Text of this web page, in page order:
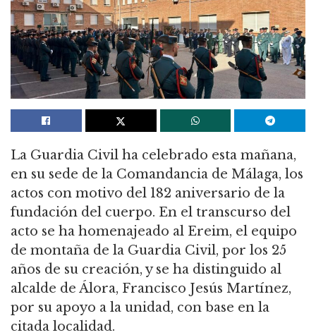
La Guardia Civil ha celebrado esta mañana,
en su sede de la Comandancia de Málaga, los
actos con motivo del 182 aniversario de la
fundación del cuerpo. En el transcurso del
acto se ha homenajeado al Ereim, el equipo
de montaña de la Guardia Civil, por los 25
años de su creación, y se ha distinguido al
alcalde de Álora, Francisco Jesús Martínez,
por su apoyo a la unidad, con base en la
citada localidad.